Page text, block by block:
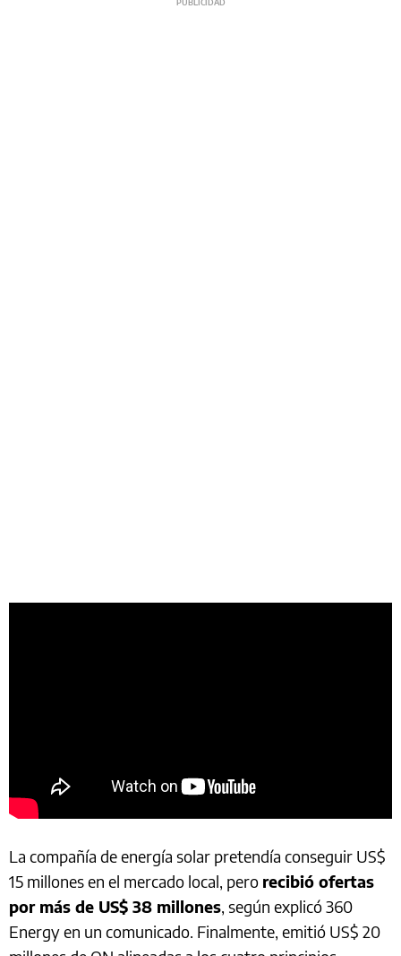
La compañía de energía solar pretendía conseguir US$
15 millones en el mercado local, pero recibió ofertas
por más de US$ 38 millones, según explicó 360
Energy en un comunicado. Finalmente, emitió US$ 20